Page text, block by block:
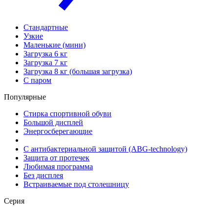
Стандартные
Узкие
Маленькие (мини)
Загрузка 6 кг
Загрузка 7 кг
Загрузка 8 кг (большая загрузка)
С паром
Популярные
Стирка спортивной обуви
Большой дисплей
Энергосберегающие
С антибактериальной защитой (ABG-technology)
Защита от протечек
Любимая программа
Без дисплея
Встраиваемые под столешницу
Серия